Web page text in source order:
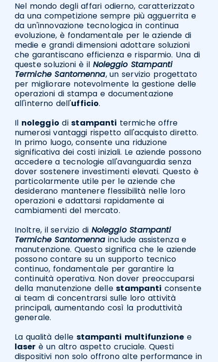
Nel mondo degli affari odierno, caratterizzato
da una competizione sempre più agguerrita e
da un'innovazione tecnologica in continua
evoluzione, è fondamentale per le aziende di
medie e grandi dimensioni adottare soluzioni
che garantiscano efficienza e risparmio. Una di
queste soluzioni è il Noleggio Stampanti
Termiche Santomenna, un servizio progettato
per migliorare notevolmente la gestione delle
operazioni di stampa e documentazione
all'interno dell'ufficio.
Il noleggio distampanti termiche offre
numerosi vantaggi rispetto all'acquisto diretto.
In primo luogo, consente una riduzione
significativa dei costi iniziali. Le aziende possono
accedere a tecnologie all'avanguardia senza
dover sostenere investimenti elevati. Questo è
particolarmente utile per le aziende che
desiderano mantenere flessibilità nelle loro
operazioni e adattarsi rapidamente ai
cambiamenti del mercato.
Inoltre, il servizio di Noleggio Stampanti
Termiche Santomenna include assistenza e
manutenzione. Questo significa che le aziende
possono contare su un supporto tecnico
continuo, fondamentale per garantire la
continuità operativa. Non dover preoccuparsi
della manutenzione dellestampanti consente
ai team di concentrarsi sulle loro attività
principali, aumentando così la produttività
generale.
La qualità delle stampanti multifunzione e
laser è un altro aspetto cruciale. Questi
dispositivi non solo offrono alte performance in